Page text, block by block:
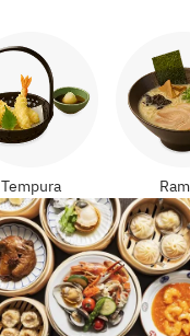
Tempura